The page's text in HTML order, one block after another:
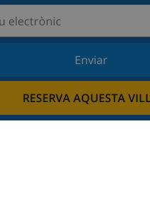
RESERVA AQUESTA
Enviar
vos al nostre butlletí i
novetats i ofertes.